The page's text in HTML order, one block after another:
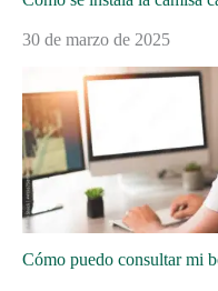
30 de marzo de 2025
Cómo puedo consultar mi